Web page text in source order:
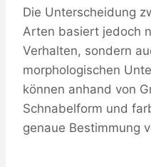
Die Unterscheidung
Arten basiert jedoch
Verhalten, sondern
morphologischen
können anhand von
Schnabelform und
genaue Bestimmung